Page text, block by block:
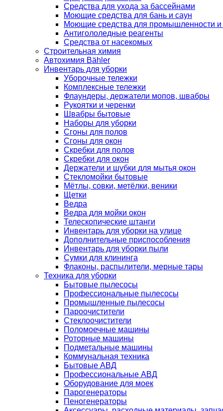
Средства для ухода за бассейнами
Моющие средства для бань и саун
Моющие средства для промышленности и
Антигололедные реагенты
Средства от насекомых
Строительная химия
Автохимия Bähler
Инвентарь для уборки
Уборочные тележки
Комплексные тележки
Флаундеры, держатели мопов, швабры
Рукоятки и черенки
Швабры бытовые
Наборы для уборки
Сгоны для полов
Сгоны для окон
Скребки для полов
Скребки для окон
Держатели и шубки для мытья окон
Стекломойки бытовые
Мётлы, совки, метёлки, веники
Щетки
Ведра
Ведра для мойки окон
Телескопические штанги
Инвентарь для уборки на улице
Дополнительные приспособления
Инвентарь для уборки пыли
Сумки для клининга
Флаконы, распылители, мерные тары
Техника для уборки
Бытовые пылесосы
Профессиональные пылесосы
Промышленные пылесосы
Пароочистители
Стеклоочистители
Поломоечные машины
Роторные машины
Подметальные машины
Коммунальная техника
Бытовые АВД
Профессиональные АВД
Оборудование для моек
Парогенераторы
Пеногенераторы